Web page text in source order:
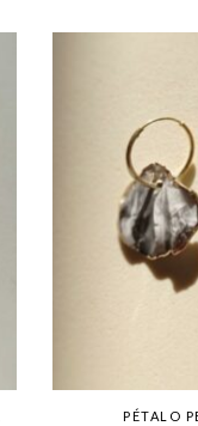
PÉTALO